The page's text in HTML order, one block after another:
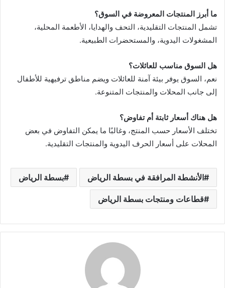
ما أبرز المنتجات المعروضة في السوق؟
تشمل المنتجات التقليدية، التحف والهدايا، الأطعمة المحلية،
المشغولات اليدوية، والمستحضرات الطبيعية.
هل السوق مناسب للعائلات؟
نعم، السوق يوفر بيئة آمنة للعائلات ويضم مناطق ترفيهية للأطفال
إلى جانب المحلات والمنتجات المتنوعة.
هل هناك أسعار ثابتة أم تفاوض؟
تختلف الأسعار حسب المنتج، وغالبًا ما يمكن التفاوض في بعض
المحلات على أسعار الحرف اليدوية والمنتجات التقليدية.
الأنشطة المرافقة في بسطة الرياض بسطة الرياض
قطاعات ومنتجات بسطة الرياض